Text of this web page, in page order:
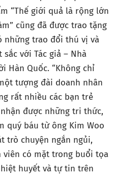
“Thế giới quả là rộng lớn
cũng đã được trao tặng
những trao đổi thú vị và
với Tác giả – Nhà
Hàn Quốc. “Không chỉ
tượng đài doanh nhân
rất nhiều các bạn trẻ
được những tri thức,
quý báu từ ông Kim Woo
trò chuyện ngắn ngủi,
viên có mặt trong buổi tọa
huyết và tự tin trên